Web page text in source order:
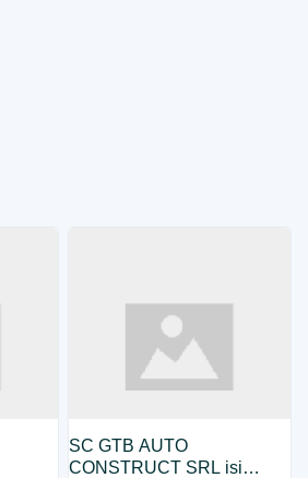
SC GTB AUTO
CONSTRUCT SRL isi